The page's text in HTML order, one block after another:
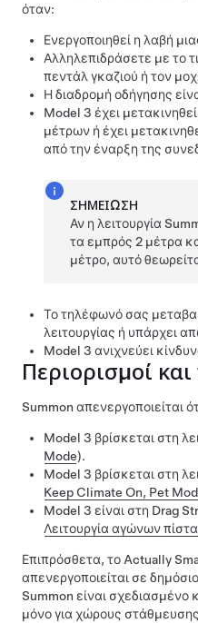
όταν:
Ενεργοποιηθεί η λαβή
Αλληλεπιδράσετε με το
πεντάλ γκαζιού ή τον
Η διαδρομή οδήγησης
Model 3 έχει
μέτρων ή έχει
από την έναρξη της
ΣΗΜΕΊΩΣΗ
Αν η λειτουργία
τα εμπρός2 μέτρα
μέτρο, αυτό
Το τηλέφωνό σας
λειτουργίας ή υπάρχει
Model 3 ανιχνεύει
Περιορισμοί
Summon απενεργοποιείται
Model 3 βρίσκεται στη
Mode).
Model 3 βρίσκεται στη
Keep Climate On, Pet
Model 3 είναι στη Drag
Λειτουργία αγώνων
Επιπρόσθετα, τοActually
απενεργοποιείται σε
Summon είναι σχεδιασμένο
μόνο για χώρους